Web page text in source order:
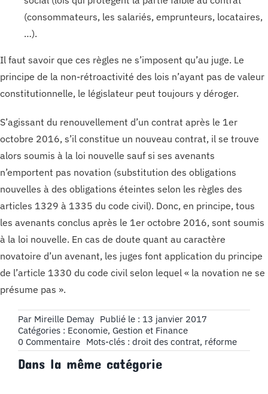
(consommateurs, les salariés, emprunteurs, locataires,
…).
Il faut savoir que ces règles ne s’imposent qu’au juge. Le
principe de la non-rétroactivité des lois n’ayant pas de valeur
constitutionnelle, le législateur peut toujours y déroger.
S’agissant du renouvellement d’un contrat après le 1er
octobre 2016, s’il constitue un nouveau contrat, il se trouve
alors soumis à la loi nouvelle sauf si ses avenants
n’emportent pas novation (substitution des obligations
nouvelles à des obligations éteintes selon les règles des
articles 1329 à 1335 du code civil). Donc, en principe, tous
les avenants conclus après le 1er octobre 2016, sont soumis
à la loi nouvelle. En cas de doute quant au caractère
novatoire d’un avenant, les juges font application du principe
de l’article 1330 du code civil selon lequel « la novation ne se
présume pas ».
Par Mireille Demay Publié le : 13 janvier 2017
Catégories : Economie, Gestion et Finance
0 Commentaireon
Réforme
du
Mots-clés : droit des contrat, réforme
Dans la même catégorie